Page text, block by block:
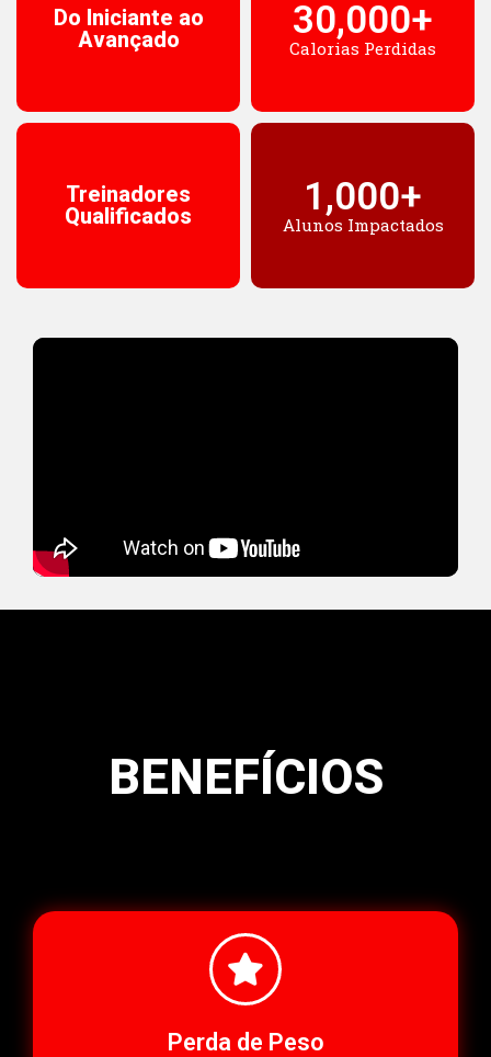
1,000+
Alunos Impactados
Treinadores
Qualificados
30,000+
Calorias Perdidas
Do Iniciante ao
Avançado
BENEFÍCIOS
Perda de Peso